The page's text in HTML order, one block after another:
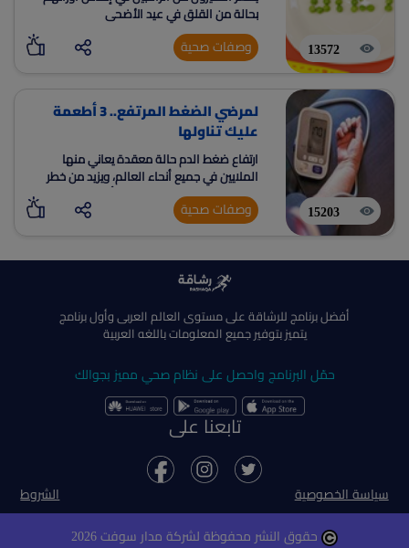
13572
بحالة من القلق في عيد الأضحى
وصفات صحية
15203
لمرضي الضغط المرتفع.. 3 أطعمة
عليك تناولها
ارتفاع ضغط الدم حالة معقدة يعاني منها
الملايين في جميع أنحاء العالم، ويزيد من خطر
تعرض الشخص للنوبات القلبية أو السكتات
الدماغية
وصفات صحية
أفضل برنامج للرشاقة على مستوى العالم العربى وأول برنامج
يتميز بتوفير جميع المعلومات باللغه العربية
حمّل البرنامج واحصل على نظام صحي مميز بجوالك
تابعنا على
سياسة الخصوصية الشروط
حقوق النشر محفوظة لشركة مدار سوفت 2026